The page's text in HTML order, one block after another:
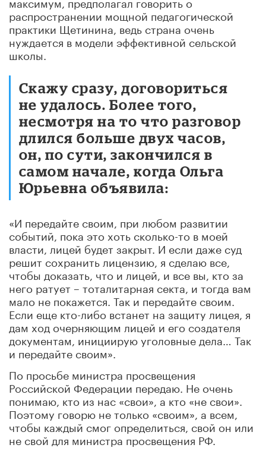
распространении мощной педагогической
практики Щетинина, ведь страна очень
нуждается в модели эффективной сельской
школы.
Скажу сразу, договориться
не удалось. Более того,
несмотря на то что разговор
длился больше двух часов,
он, по сути, закончился в
самом начале, когда Ольга
Юрьевна объявила:
«И передайте своим, при любом развитии
событий, пока это хоть сколько-то в моей
власти, лицей будет закрыт. И если даже суд
решит сохранить лицензию, я сделаю все,
чтобы доказать, что и лицей, и все вы, кто за
него ратует – тоталитарная секта, и тогда вам
мало не покажется. Так и передайте своим.
Если еще кто-либо встанет на защиту лицея, я
дам ход очерняющим лицей и его создателя
документам, инициирую уголовные дела… Так
и передайте своим».
По просьбе министра просвещения
Российской Федерации передаю. Не очень
понимаю, кто из нас «свои», а кто «не свои».
Поэтому говорю не только «своим», а всем,
чтобы каждый смог определиться, свой он или
не свой для министра просвещения РФ.